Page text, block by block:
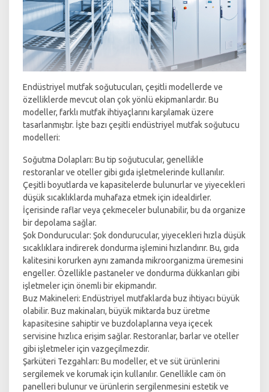
Endüstriyel mutfak soğutucuları, çeşitli modellerde ve
özelliklerde mevcut olan çok yönlü ekipmanlardır. Bu
modeller, farklı mutfak ihtiyaçlarını karşılamak üzere
tasarlanmıştır. İşte bazı çeşitli endüstriyel mutfak soğutucu
modelleri:
Soğutma Dolapları: Bu tip soğutucular, genellikle
restoranlar ve oteller gibi gıda işletmelerinde kullanılır.
Çeşitli boyutlarda ve kapasitelerde bulunurlar ve yiyecekleri
düşük sıcaklıklarda muhafaza etmek için idealdirler.
İçerisinde raflar veya çekmeceler bulunabilir, bu da organize
bir depolama sağlar.
Şok Dondurucular: Şok dondurucular, yiyecekleri hızla düşük
sıcaklıklara indirerek dondurma işlemini hızlandırır. Bu, gıda
kalitesini korurken aynı zamanda mikroorganizma üremesini
engeller. Özellikle pastaneler ve dondurma dükkanları gibi
işletmeler için önemli bir ekipmandır.
Buz Makineleri: Endüstriyel mutfaklarda buz ihtiyacı büyük
olabilir. Buz makinaları, büyük miktarda buz üretme
kapasitesine sahiptir ve buzdolaplarına veya içecek
servisine hızlıca erişim sağlar. Restoranlar, barlar ve oteller
gibi işletmeler için vazgeçilmezdir.
Şarküteri Tezgahları: Bu modeller, et ve süt ürünlerini
sergilemek ve korumak için kullanılır. Genellikle cam ön
panelleri bulunur ve ürünlerin sergilenmesini estetik ve